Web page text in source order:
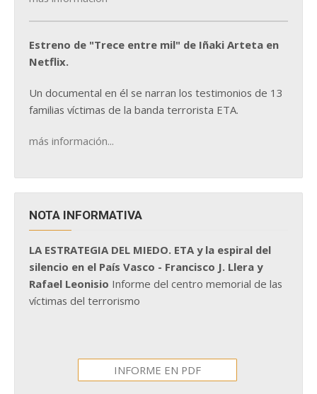
Estreno de "Trece entre mil" de Iñaki Arteta en
Netflix.
Un documental en él se narran los testimonios de 13
familias víctimas de la banda terrorista ETA.
más información...
NOTA INFORMATIVA
LA ESTRATEGIA DEL MIEDO. ETA y la espiral del
silencio en el País Vasco - Francisco J. Llera y
Rafael Leonisio Informe del centro memorial de las
víctimas del terrorismo
INFORME EN PDF